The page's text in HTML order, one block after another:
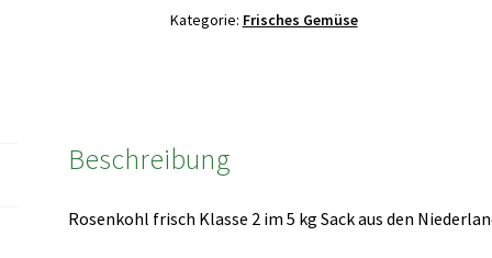
Kategorie: Frisches Gemüse
Beschreibung
Rosenkohl frisch Klasse 2 im 5 kg Sack aus den